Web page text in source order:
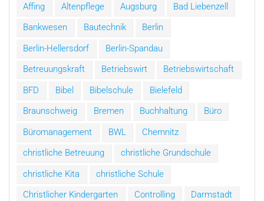
Affing Altenpflege Augsburg
Bad Liebenzell
Bankwesen
Bautechnik
Berlin
Berlin-Hellersdorf
Berlin-Spandau
Betreuungskraft
Betriebswirt
Betriebswirtschaft
BFD
Bibel Bibelschule
Bielefeld
Braunschweig
Bremen Buchhaltung
Büro
Büromanagement
BWL
Chemnitz
christliche Betreuung
christliche Grundschule
christliche Kita
christliche Schule
Christlicher Kindergarten
Controlling
Darmstadt